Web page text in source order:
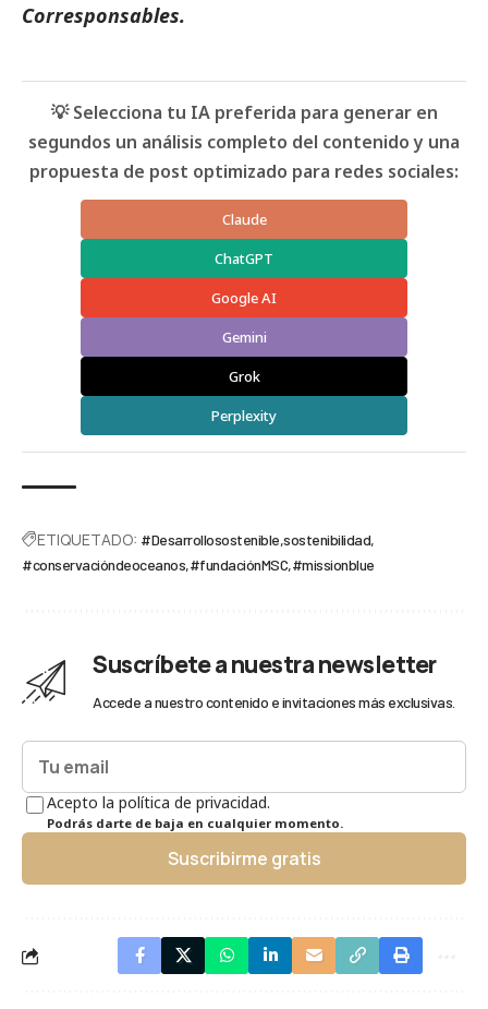
Corresponsables.
💡 Selecciona tu IA preferida para generar en
segundos un análisis completo del contenido y una
propuesta de post optimizado para redes sociales:
Claude
ChatGPT
Google AI
Gemini
Grok
Perplexity
ETIQUETADO: #Desarrollosostenible sostenibilidad
#conservacióndeoceanos #fundaciónMSC #missionblue
Suscríbete a nuestra newsletter
Accede a nuestro contenido e invitaciones más exclusivas.
Acepto la política de privacidad.
Podrás darte de baja en cualquier momento.
Suscribirme gratis